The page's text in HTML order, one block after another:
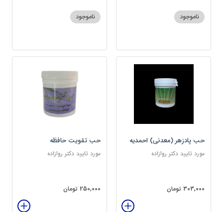
ناموجود ناموجود
حب پادزهر (معدنی) احمدیه
مورد تایید دکتر روازاده
303,000 تومان
حب تقویت حافظه
مورد تایید دکتر روازاده
250,000 تومان